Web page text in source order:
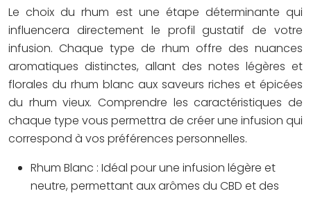
Le choix du rhum est une étape déterminante qui
influencera directement le profil gustatif de votre
infusion. Chaque type de rhum offre des nuances
aromatiques distinctes, allant des notes légères et
florales du rhum blanc aux saveurs riches et épicées
du rhum vieux. Comprendre les caractéristiques de
chaque type vous permettra de créer une infusion qui
correspond à vos préférences personnelles.
Rhum Blanc : Idéal pour une infusion légère et
neutre, permettant aux arômes du CBD et des